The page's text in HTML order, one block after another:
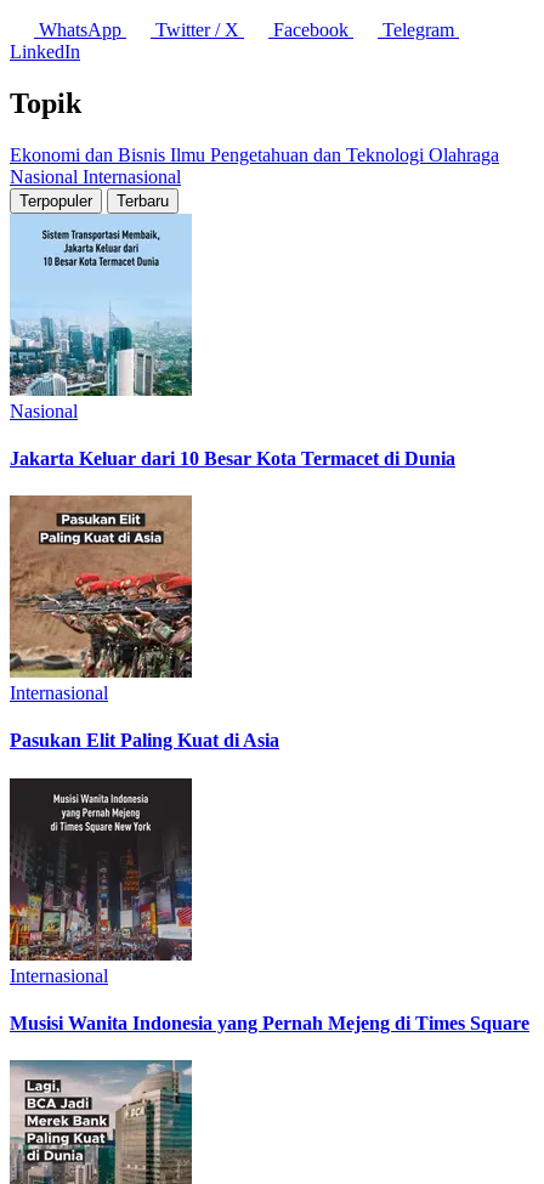
WhatsApp Twitter / X Facebook
Telegram
LinkedIn
Topik
Ekonomi dan Bisnis Ilmu Pengetahuan dan Teknologi Olahraga
Nasional Internasional
Terpopuler Terbaru
Nasional
Jakarta Keluar dari 10 Besar Kota Termacet di Dunia
Internasional
Pasukan Elit Paling Kuat di Asia
Internasional
Musisi Wanita Indonesia yang Pernah Mejeng di Times Square